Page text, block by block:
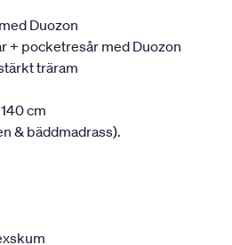
Duozon
+ pocketresår med Duozon
träram
cm
& bäddmadrass).